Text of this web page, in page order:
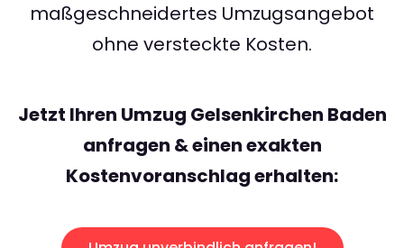
maßgeschneidertes Umzugsangebot
ohne versteckte Kosten.
Jetzt Ihren Umzug Gelsenkirchen Baden
anfragen & einen exakten
Kostenvoranschlag erhalten: